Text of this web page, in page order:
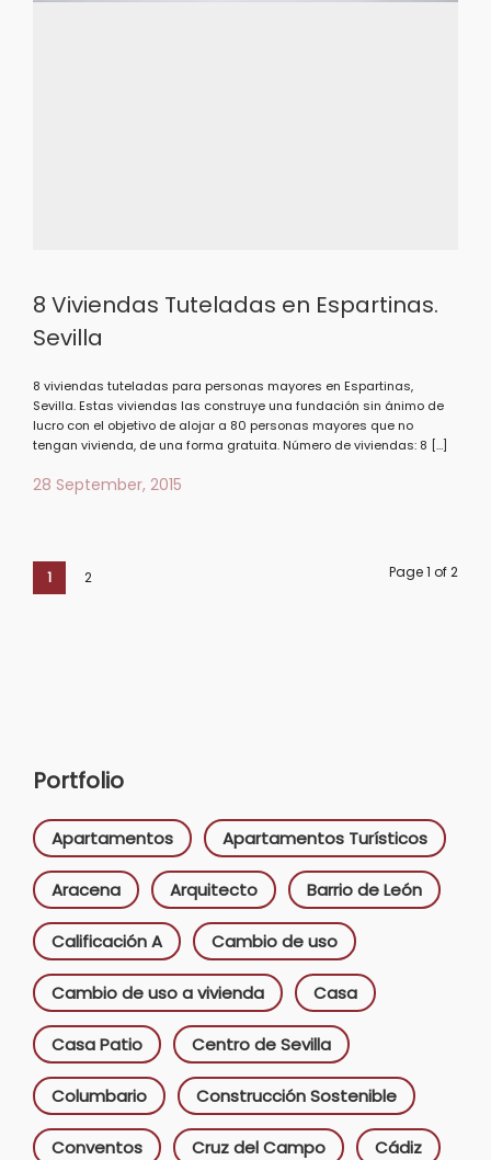
8 Viviendas Tuteladas en Espartinas.
Sevilla
8 viviendas tuteladas para personas mayores en Espartinas,
Sevilla. Estas viviendas las construye una fundación sin ánimo de
lucro con el objetivo de alojar a 80 personas mayores que no
tengan vivienda, de una forma gratuita. Número de viviendas: 8 […]
28 September, 2015
1 2 Page 1 of 2
Portfolio
Apartamentos Apartamentos Turísticos
Aracena Arquitecto Barrio de León
Calificación A Cambio de uso
Cambio de uso a vivienda Casa
Casa Patio Centro de Sevilla
Columbario Construcción Sostenible
Conventos Cruz del Campo Cádiz